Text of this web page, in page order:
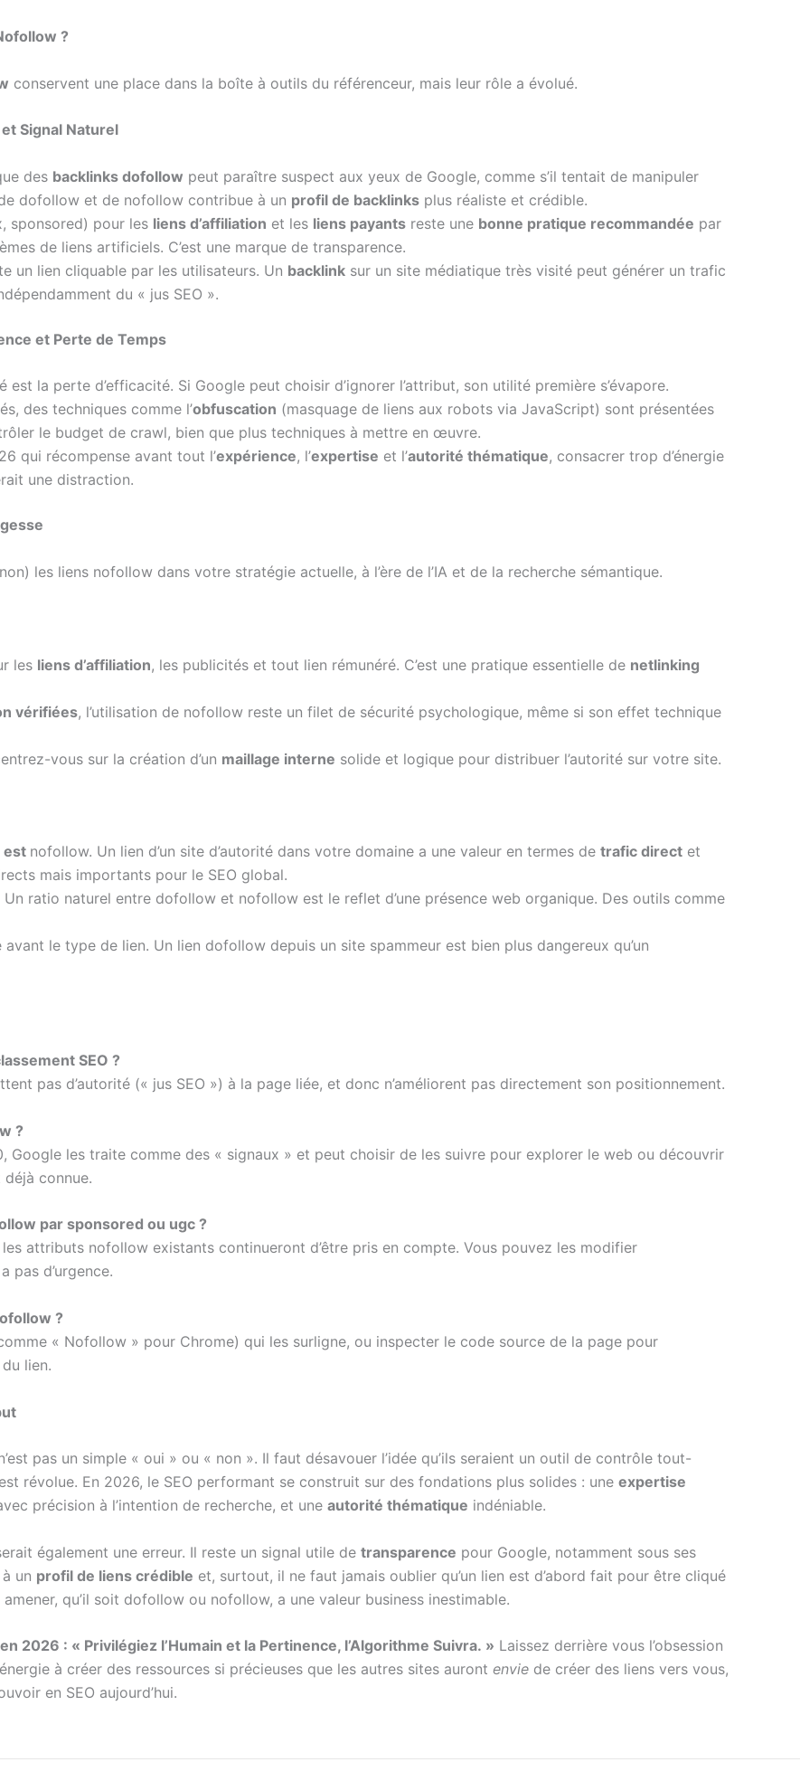
?
conservent une place dans la boîte à outils du référenceur, mais leur rôle a évolué.
Signal Naturel
des backlinks dofollow peut paraître suspect aux yeux de Google, comme s’il tentait de manipuler
dofollow et de nofollow contribue à un profil de backlinks plus réaliste et crédible.
sponsored) pour les liens d’affiliation et les liens payants reste une bonne pratique recommandée par
de liens artificiels. C’est une marque de transparence.
un lien cliquable par les utilisateurs. Un backlink sur un site médiatique très visité peut générer un trafic
du « jus SEO ».
et Perte de Temps
est la perte d’efficacité. Si Google peut choisir d’ignorer l’attribut, son utilité première s’évapore.
des techniques comme l’obfuscation (masquage de liens aux robots via JavaScript) sont présentées
le budget de crawl, bien que plus techniques à mettre en œuvre.
qui récompense avant tout l’expérience, l’expertise et l’autorité thématique, consacrer trop d’énergie
une distraction.
les liens nofollow dans votre stratégie actuelle, à l’ère de l’IA et de la recherche sémantique.
les liens d’affiliation, les publicités et tout lien rémunéré. C’est une pratique essentielle de netlinking
vérifiées, l’utilisation de nofollow reste un filet de sécurité psychologique, même si son effet technique
vous sur la création d’un maillage interne solide et logique pour distribuer l’autorité sur votre site.
est nofollow. Un lien d’un site d’autorité dans votre domaine a une valeur en termes de trafic direct et
mais importants pour le SEO global.
Un ratio naturel entre dofollow et nofollow est le reflet d’une présence web organique. Des outils comme
avant le type de lien. Un lien dofollow depuis un site spammeur est bien plus dangereux qu’un
SEO ?
pas d’autorité (« jus SEO ») à la page liée, et donc n’améliorent pas directement son positionnement.
?
Google les traite comme des « signaux » et peut choisir de les suivre pour explorer le web ou découvrir
connue.
par sponsored ou ugc ?
les attributs nofollow existants continueront d’être pris en compte. Vous pouvez les modifier
pas d’urgence.
?
« Nofollow » pour Chrome) qui les surligne, ou inspecter le code source de la page pour
lien.
pas un simple « oui » ou « non ». Il faut désavouer l’idée qu’ils seraient un outil de contrôle tout-
révolue. En 2026, le SEO performant se construit sur des fondations plus solides : une expertise
précision à l’intention de recherche, et une autorité thématique indéniable.
également une erreur. Il reste un signal utile de transparence pour Google, notamment sous ses
un profil de liens crédible et, surtout, il ne faut jamais oublier qu’un lien est d’abord fait pour être cliqué
qu’il soit dofollow ou nofollow, a une valeur business inestimable.
2026 : « Privilégiez l’Humain et la Pertinence, l’Algorithme Suivra. » Laissez derrière vous l’obsession
à créer des ressources si précieuses que les autres sites auront envie de créer des liens vers vous,
en SEO aujourd’hui.